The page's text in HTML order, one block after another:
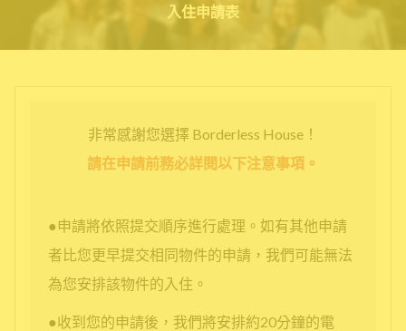
入住申請表
非常感謝您選擇 Borderless House！
請在申請前務必詳閱以下注意事項。
●申請將依照提交順序進行處理。如有其他申請
者比您更早提交相同物件的申請，我們可能無法
為您安排該物件的入住。
●收到您的申請後，我們將安排約20分鐘的電